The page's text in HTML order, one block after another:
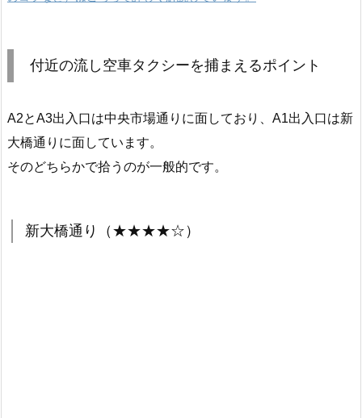
付近の流し空車タクシーを捕まえるポイント
A2とA3出入口は中央市場通りに面しており、A1出入口は新
大橋通りに面しています。
そのどちらかで拾うのが一般的です。
新大橋通り（★★★★☆）